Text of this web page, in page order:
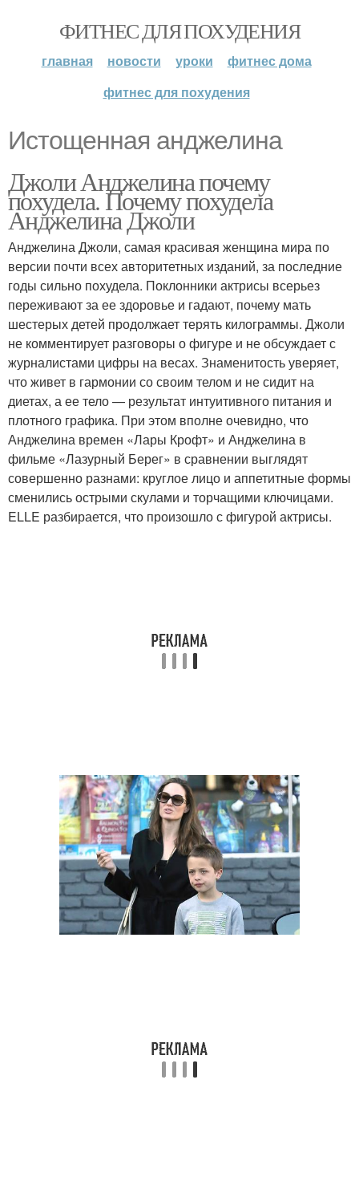
ФИТНЕС ДЛЯ ПОХУДЕНИЯ
главная новости уроки
фитнес дома
фитнес для похудения
Истощенная анджелина
Джоли Анджелина почему
похудела. Почему похудела
Анджелина Джоли
Анджелина Джоли, самая красивая женщина мира по
версии почти всех авторитетных изданий, за последние
годы сильно похудела. Поклонники актрисы всерьез
переживают за ее здоровье и гадают, почему мать
шестерых детей продолжает терять килограммы. Джоли
не комментирует разговоры о фигуре и не обсуждает с
журналистами цифры на весах. Знаменитость уверяет,
что живет в гармонии со своим телом и не сидит на
диетах, а ее тело — результат интуитивного питания и
плотного графика. При этом вполне очевидно, что
Анджелина времен «Лары Крофт» и Анджелина в
фильме «Лазурный Берег» в сравнении выглядят
совершенно разнами: круглое лицо и аппетитные формы
сменились острыми скулами и торчащими ключицами.
ELLE разбирается, что произошло с фигурой актрисы.